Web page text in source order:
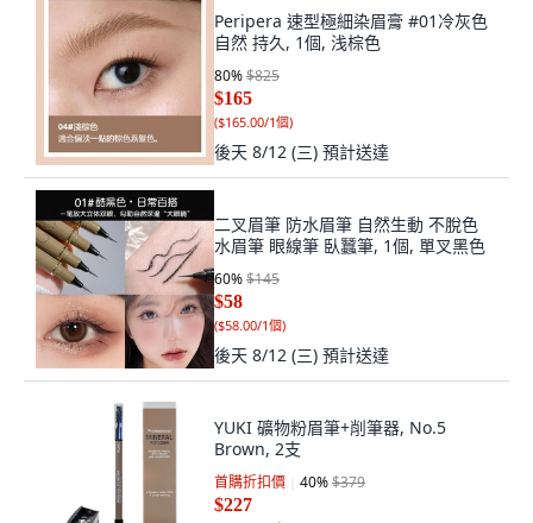
Peripera 速型極細染眉膏 #01冷灰色
自然 持久, 1個, 浅棕色
80%$825
$165
($165.00/1個)
後天 8/12 (三) 預計送達
二叉眉筆 防水眉筆 自然生動 不脫色
水眉筆 眼線筆 臥蠶筆, 1個, 單叉黑色
60%$145
$58
($58.00/1個)
後天 8/12 (三) 預計送達
YUKI 礦物粉眉筆+削筆器, No.5
Brown, 2支
首購折扣價 40%$379
$227